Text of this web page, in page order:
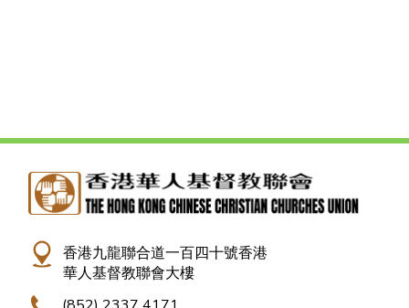
香港九龍聯合道一百四十號香港
華人基督教聯會大樓